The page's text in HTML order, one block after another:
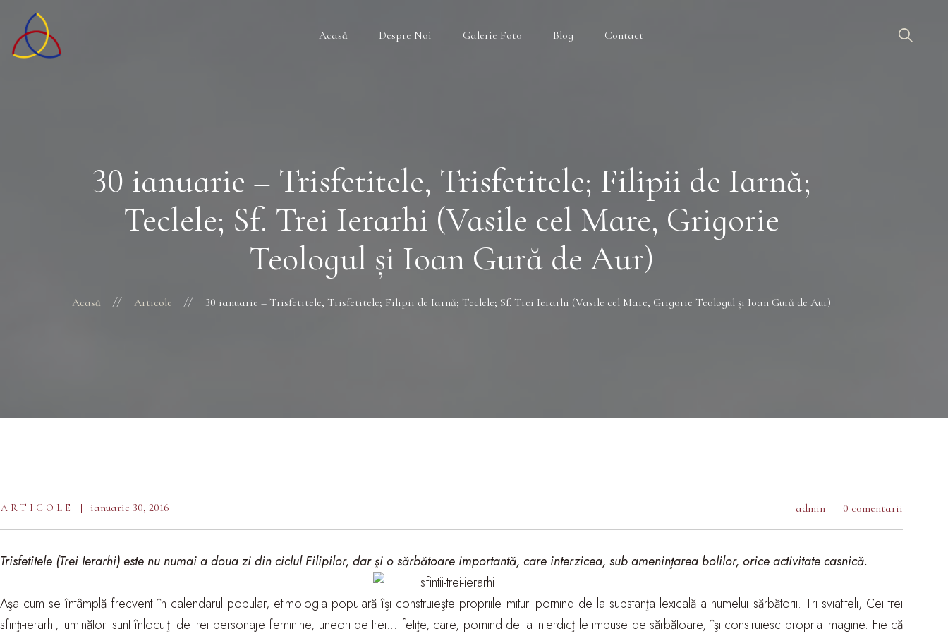
Acasă Despre Noi Galerie Foto Blog Contact
30 ianuarie – Trisfetitele, Trisfetitele; Filipii de Iarnă;
Teclele; Sf. Trei Ierarhi (Vasile cel Mare, Grigorie
Teologul şi Ioan Gură de Aur)
Acasă Articole 30 ianuarie – Trisfetitele, Trisfetitele; Filipii de Iarnă; Teclele; Sf. Trei Ierarhi (Vasile cel Mare, Grigorie Teologul şi Ioan Gură de Aur)
ARTICOLE ianuarie 30, 2016 admin 0 comentarii
Trisfetitele (Trei Ierarhi) este nu numai a doua zi din ciclul Filipilor, dar şi o sărbătoare importantă, care interzicea, sub ameninţarea bolilor, orice activitate casnică.
Aşa cum se întâmplă frecvent în calendarul popular, etimologia populară îşi construieşte propriile mituri pornind de la substanţa lexicală a numelui sărbătorii. Tri sviatiteli, Cei trei
sfinţi-ierarhi, luminători sunt înlocuiţi de trei personaje feminine, uneori de trei… fetiţe, care, pornind de la interdicţiile impuse de sărbătoare, îşi construiesc propria imagine. Fie că